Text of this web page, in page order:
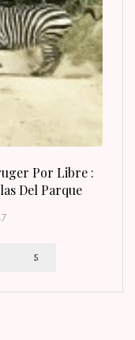
Por Libre :
Del Parque
5